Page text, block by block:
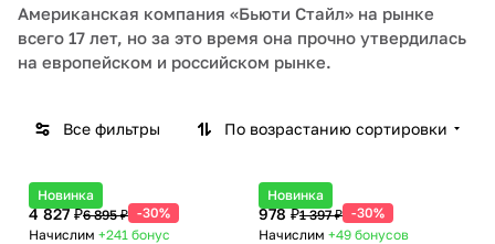
Американская компания «Бьюти Стайл» на рынке
всего 17 лет, но за это время она прочно утвердилась
на европейском и российском рынке.
Все фильтры По возрастанию сортировки
Новинка
4 827 ₽6 895 ₽ -30%
Начислим +241 бонус
Новинка
978 ₽1 397 ₽ -30%
Начислим +49 бонусов